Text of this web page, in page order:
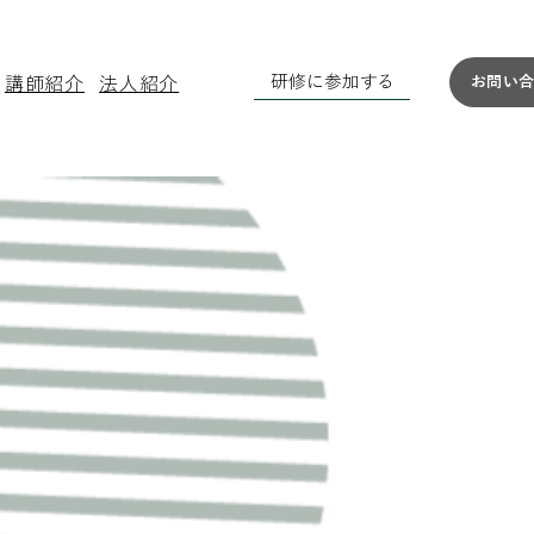
​講師紹介 法人紹介 研修に参加する お問い